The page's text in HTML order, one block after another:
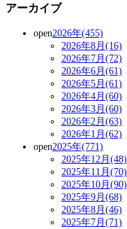
アーカイブ
open2026年(455)
2026年8月(16)
2026年7月(72)
2026年6月(61)
2026年5月(61)
2026年4月(60)
2026年3月(60)
2026年2月(63)
2026年1月(62)
open2025年(771)
2025年12月(48)
2025年11月(70)
2025年10月(90)
2025年9月(68)
2025年8月(46)
2025年7月(71)